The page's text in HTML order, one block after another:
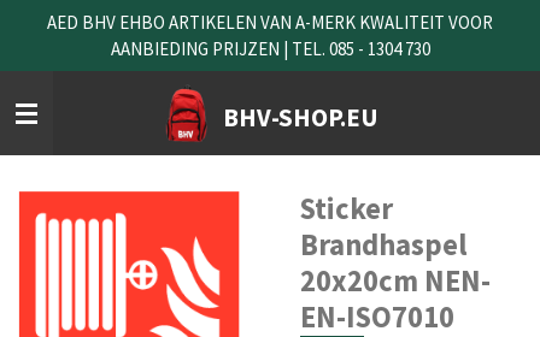
naar
de
hoofdinhoud
BHV-SHOP.EU
AED BHV EHBO ARTIKELEN VAN A-MERK KWALITEIT VOOR
AANBIEDING PRIJZEN | TEL. 085 - 1304 730
Sticker
Brandhaspel
20x20cm NEN-
EN-ISO7010